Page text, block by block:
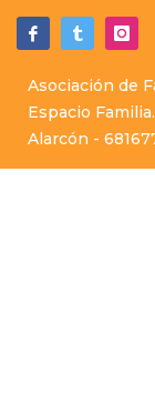
Asociación de
Espacio
Alarcón -